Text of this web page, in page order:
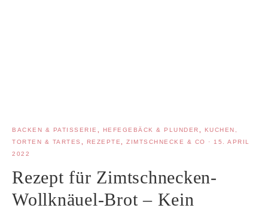
BACKEN & PATISSERIE, HEFEGEBÄCK & PLUNDER, KUCHEN,
TORTEN & TARTES , REZEPTE, ZIMTSCHNECKE & CO · 15. APRIL
2022
Rezept für Zimtschnecken-
Wollknäuel-Brot – Kein